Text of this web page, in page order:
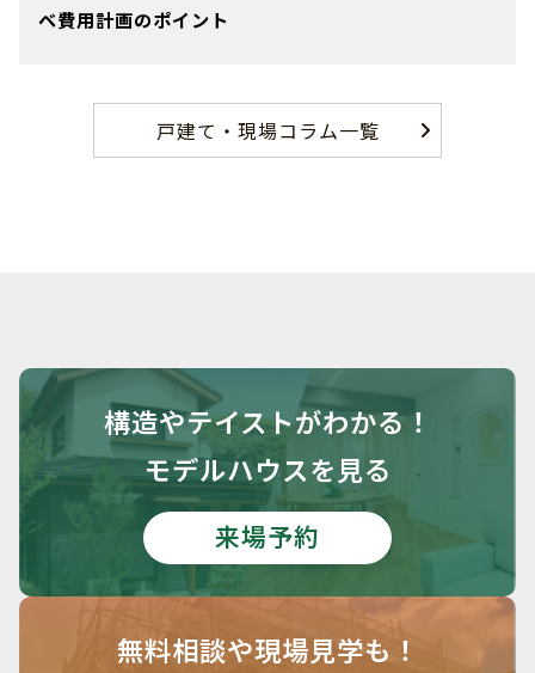
ベ費用計画のポイント
戸建て・現場コラム一覧
構造やテイストがわかる！
モデルハウスを見る
来場予約
無料相談や現場見学も！